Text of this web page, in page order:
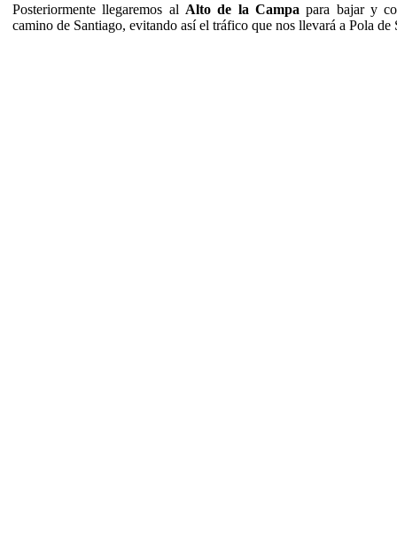
Posteriormente llegaremos al Alto de la Campa para bajar y
camino de Santiago, evitando así el tráfico que nos llevará a Pola de